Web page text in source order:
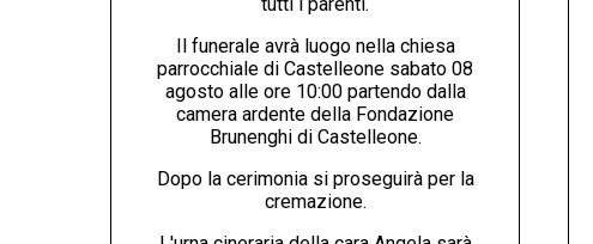
Il funerale avrà luogo nella chiesa
parrocchiale di Castelleone sabato 08
agosto alle ore 10:00 partendo dalla
camera ardente della Fondazione
Brunenghi di Castelleone.
Dopo la cerimonia si proseguirà per la
cremazione.